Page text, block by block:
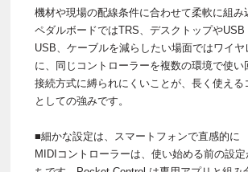
機材や現場の配線条件に合わせて柔軟に組み
ペダルボードではTRS、デスクトップやUSB
USB、ケーブルを減らしたい場面ではワイヤ
に、同じコントローラーを複数の環境で使い
接続方式に縛られにくいことが、長く使える
としての強みです。
■細かな設定は、スマートフォンで直感的に
MIDIコントローラーは、使い始める前の設